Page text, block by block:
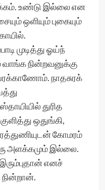
உண்டு இல்லை என
ஒளியும் புகையும்
முடித்து ஓய்ந்
நின்றவனுக்கு
நாதசுரக்
துரித
ஒதுங்கி,
கோமரம்
அளக்கமும் இல்லை.
எனச்
நின்றான்.